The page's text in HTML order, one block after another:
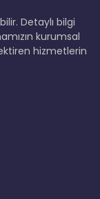
Detaylı bilgi
kurumsal
hizmetlerin